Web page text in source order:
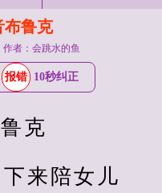
布鲁克
作者：会跳水的鱼
报错 10秒纠正
鲁克
来陪女儿